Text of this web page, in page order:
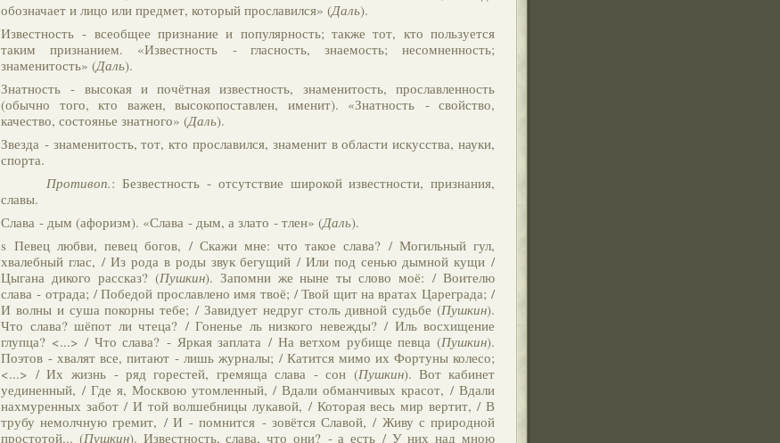
обозначает и лицо или предмет, который прославился» (Даль).
Известность - всеобщее признание и популярность; также тот, кто пользуется
таким признанием. «Известность - гласность, знаемость; несомненность;
знаменитость» (Даль).
Знатность - высокая и почётная известность, знаменитость, прославленность
(обычно того, кто важен, высокопоставлен, именит). «Знатность - свойство,
качество, состоянье знатного» (Даль).
Звезда - знаменитость, тот, кто прославился, знаменит в области искусства, науки,
спорта.
Противоп.: Безвестность - отсутствие широкой известности, признания,
славы.
Слава - дым (афоризм). «Слава - дым, а злато - тлен» (Даль).
s Певец любви, певец богов, / Скажи мне: что такое слава? / Могильный гул,
хвалебный глас, / Из рода в роды звук бегущий / Или под сенью дымной кущи /
Цыгана дикого рассказ? (Пушкин). Запомни же ныне ты слово моё: / Воителю
слава - отрада; / Победой прославлено имя твоё; / Твой щит на вратах Цареграда; /
И волны и суша покорны тебе; / Завидует недруг столь дивной судьбе (Пушкин).
Что слава? шёпот ли чтеца? / Гоненье ль низкого невежды? / Иль восхищение
глупца? <...> / Что слава? - Яркая заплата / На ветхом рубище певца (Пушкин).
Поэтов - хвалят все, питают - лишь журналы; / Катится мимо их Фортуны колесо;
<...> / Их жизнь - ряд горестей, гремяща слава - сон (Пушкин). Вот кабинет
уединенный, / Где я, Москвою утомленный, / Вдали обманчивых красот, / Вдали
нахмуренных забот / И той волшебницы лукавой, / Которая весь мир вертит, / В
трубу немолчную гремит, / И - помнится - зовётся Славой, / Живу с природной
простотой... (Пушкин). Известность, слава, что они? - а есть / У них над мною